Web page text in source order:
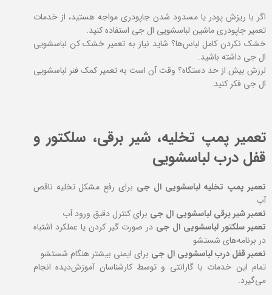
اگر با ریزش پودر یا مسدود شدن جاپودری مواجه هستید، از خدمات
تعمیر جاپودری ماشین لباسشویی ال جی استفاده کنید.
خشک نکردن کامل لباس‌ها؟ شاید نیاز به تعمیر خشک کن لباسشویی
ال جی داشته باشید.
لرزش بیش‌ از حد دستگاه؟ وقت آن است به تعمیر کمک فنر لباسشویی
ال جی فکر کنید.
تعمیر پمپ تخلیه، شیر برقی، سلکتور و
قفل درب لباسشویی
تعمیر پمپ تخلیه لباسشویی ال جی برای رفع مشکل تخلیه ناقص
آب
تعمیر شیر برقی لباسشویی ال جی برای کنترل دقیق ورود آب
تعمیر سلکتور لباسشویی ال جی در صورت گیر کردن یا عملکرد اشتباه
در برنامه‌های شستشو
تعمیر قفل درب لباسشویی ال جی برای ایمنی بیشتر هنگام شستشو
تمام این خدمات با گارانتی و توسط کارشناسان آموزش‌دیده انجام
می‌گیرد.